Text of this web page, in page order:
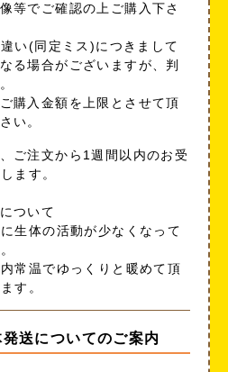
等でご確認の上ご購入下さ
い(同定ミス)につきまして
る場合がございますが、判
購入金額を上限とさせて頂
い。
ご注文から1週間以内のお受
ます。
ついて
生体の活動が少なくなって
常温でゆっくりと暖めて頂
す。
送についてのご案内